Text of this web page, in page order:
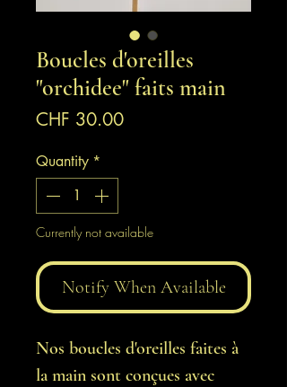
Boucles d'oreilles
"orchidee" faits main
CHF 30.00Price
Quantity *
Currently not available
Notify When Available
Nos boucles d'oreilles faites à
la main sont conçues avec